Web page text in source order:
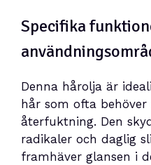
Specifika
Denna hårolja är
hår som ofta
återfuktning. Den
radikaler och daglig
framhäver glansen i